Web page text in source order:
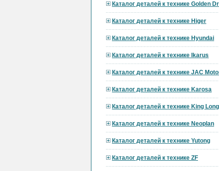
Каталог деталей к технике Golden
Каталог деталей к технике Higer
Каталог деталей к технике Hyundai
Каталог деталей к технике Ikarus
Каталог деталей к технике JAC
Каталог деталей к технике Karosa
Каталог деталей к технике King Long
Каталог деталей к технике Neoplan
Каталог деталей к технике Yutong
Каталог деталей к технике ZF